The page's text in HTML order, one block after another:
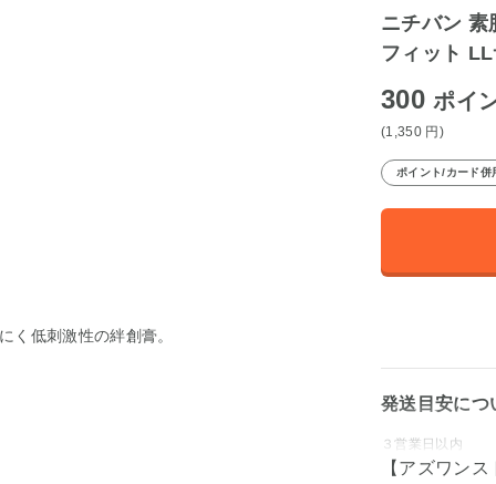
く低刺激性の絆創膏。
ニチバン 素
フィット
300ポイ
(1,350 円 )
ポイント/カード併
発送目安につ
３営業日以内
【アズワン